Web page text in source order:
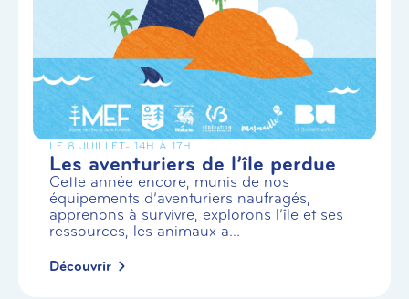
LE 8 JUILLET- 14H À 17H
Les aventuriers de l’île perdue
Cette année encore, munis de nos
équipements d’aventuriers naufragés,
apprenons à survivre, explorons l’île et ses
ressources, les animaux a...
Découvrir